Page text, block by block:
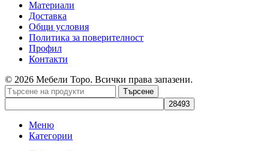
Материали
Доставка
Общи условия
Политика за поверителност
Профил
Контакти
© 2026 Мебели Торо. Всички права запазени.
Търсене
Меню
Категории